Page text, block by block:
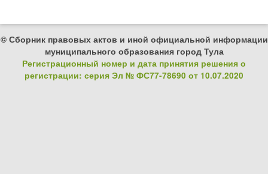
© Сборник правовых актов и иной официальной информации
муниципального образования город Тула
Регистрационный номер и дата принятия решения о
регистрации: серия Эл № ФС77-78690 от 10.07.2020